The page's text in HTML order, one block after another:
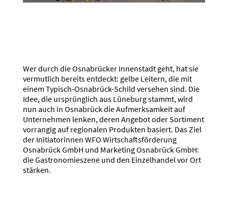
Wer durch die Osnabrücker Innenstadt geht, hat sie
vermutlich bereits entdeckt: gelbe Leitern, die mit
einem Typisch-Osnabrück-Schild versehen sind. Die
Idee, die ursprünglich aus Lüneburg stammt, wird
nun auch in Osnabrück die Aufmerksamkeit auf
Unternehmen lenken, deren Angebot oder Sortiment
vorrangig auf regionalen Produkten basiert. Das Ziel
der Initiatorinnen WFO Wirtschaftsförderung
Osnabrück GmbH und Marketing Osnabrück GmbH:
die Gastronomieszene und den Einzelhandel vor Ort
stärken.